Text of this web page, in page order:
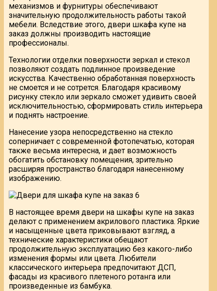
механизмов и фурнитуры обеспечивают
значительную продолжительность работы такой
мебели. Вследствие этого, двери шкафа купе на
заказ должны производить настоящие
профессионалы.
Технологии отделки поверхности зеркал и стекол
позволяют создать подлинное произведение
искусства. Качественно обработанная поверхность
не смоется и не сотрется. Благодаря красивому
рисунку стекло или зеркало сможет удивить своей
исключительностью, сформировать стиль интерьера
и поднять настроение.
Нанесение узора непосредственно на стекло
соперничает с современной фотопечатью, которая
также весьма интересна, и дает возможность
обогатить обстановку помещения, зрительно
расширяя пространство благодаря нанесенному
изображению.
В настоящее время двери на шкафы купе на заказ
делают с применением акрилового пластика. Яркие
и насыщенные цвета приковывают взгляд, а
технические характеристики обещают
продолжительную эксплуатацию без какого-либо
изменения формы или цвета. Любители
классического интерьера предпочитают ДСП,
фасады из красивого плетеного ротанга или
произведенные из бамбука.